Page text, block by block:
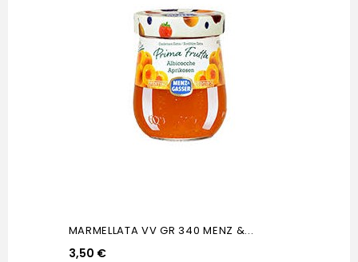
MARMELLATA VV GR 340 MENZ &...
3,50 €